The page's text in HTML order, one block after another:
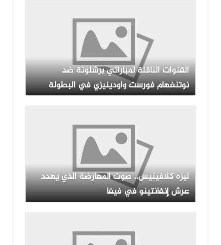
القنوات الناقلة لمباراتي برشلونة ضد
نوتنغهام فورست وأودينيزي في البطولة
الثلاثية مع الموعد
ليزه كلافينيس.. صوت المعارضة الذي يهدد
عرش إنفانتينو في فيفا